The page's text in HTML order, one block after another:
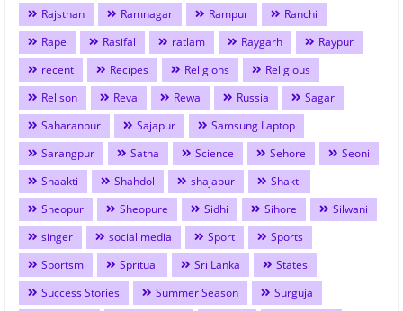
Rajsthan
Ramnagar Rampur
Ranchi
Rape
Rasifal ratlam Raygarh
Raypur
recent
Recipes Religions
Religious
Relison
Reva Rewa Russia
Sagar
Saharanpur
Sajapur
Samsung Laptop
Sarangpur
Satna Science Sehore
Seoni
Shaakti
Shahdol shajapur
Shakti
Sheopur
Sheopure Sidhi Sihore
Silwani
singer
social media Sport
Sports
Sportsm
Spritual Sri Lanka
States
Success Stories
Summer Season
Surguja